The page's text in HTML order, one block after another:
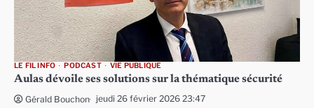
LE FIL INFO PODCAST VIE PUBLIQUE
Aulas dévoile ses solutions sur la thématique sécurité
Gérald Bouchon jeudi 26 février 2026 23:47